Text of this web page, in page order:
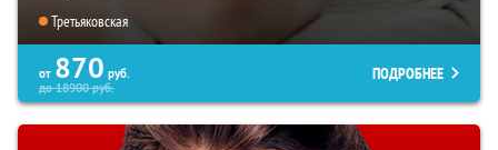
Третьяковская
от 870 руб.
до18900руб.
ПОДРОБНЕЕ